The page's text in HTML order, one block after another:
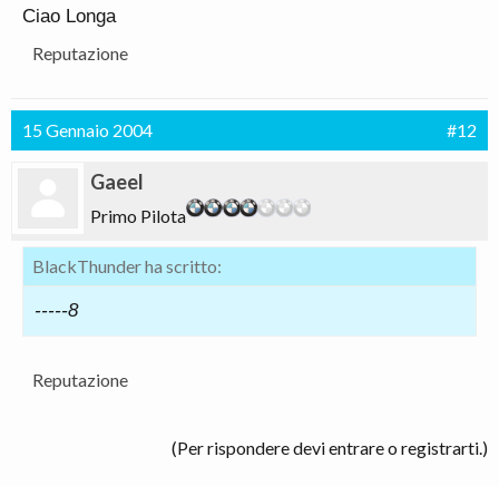
Ciao Longa
Reputazione
15 Gennaio 2004 #12
Gaeel
Primo Pilota
BlackThunder ha scritto:
-----8
Reputazione
(Per rispondere devi entrare o registrarti.)